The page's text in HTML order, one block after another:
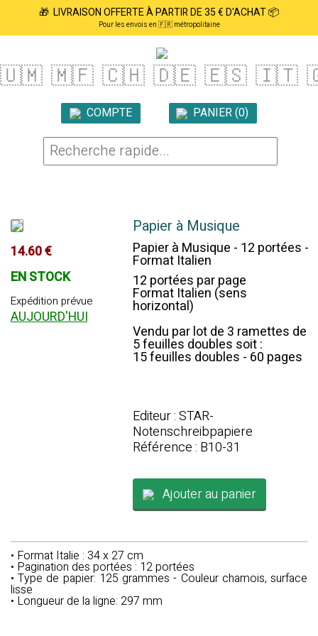
🎁 LIVRAISON OFFERTE À PARTIR DE 35 € D'ACHAT 📦
Pour les envois en 🇫🇷 métropolitaine
🇺🇲 🇲🇫 🇨🇭 🇩🇪 🇪🇸 🇮🇹
COMPTE PANIER (0)
14.60 €
EN STOCK
Expédition prévue
AUJOURD'HUI
Papier à Musique
Papier à Musique - 12 portées -
Format Italien
12 portées par page
Format Italien (sens
horizontal)
Vendu par lot de 3 ramettes de
5 feuilles doubles soit :
15 feuilles doubles - 60 pages
Editeur : STAR-
Notenschreibpapiere
Référence : B10-31
Ajouter au panier
• Format Italie : 34 x 27 cm
• Pagination des portées : 12 portées
• Type de papier: 125 grammes - Couleur chamois, surface
lisse
• Longueur de la ligne: 297 mm